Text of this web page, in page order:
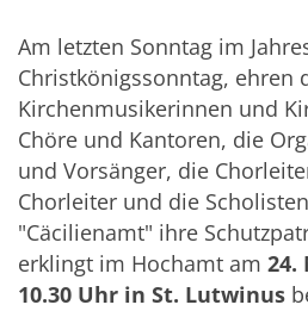
Am letzten Sonntag im
Christkönigssonntag, ehren
Kirchenmusikerinnen und
Chöre und Kantoren, die
und Vorsänger, die
Chorleiter und die
"Cäcilienamt" ihre
erklingt im Hochamt am 24.
10.30 Uhr in St. Lutwinus